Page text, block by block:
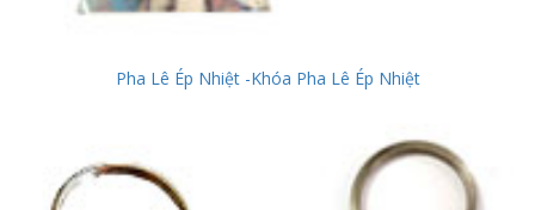
Pha Lê Ép Nhiệt -Khóa Pha Lê Ép Nhiệt